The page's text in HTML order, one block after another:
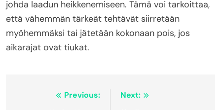
johda laadun heikkenemiseen. Tämä voi tarkoittaa,
että vähemmän tärkeät tehtävät siirretään
myöhemmäksi tai jätetään kokonaan pois, jos
aikarajat ovat tiukat.
Previous:
Next: